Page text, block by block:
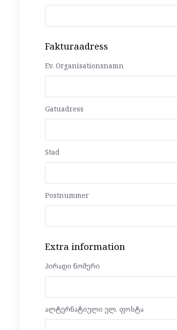
Fakturaadress
Ev. Organisationsnamn
Gatuadress
Stad
Postnummer
Extra information
პირადი ნომერი
ალტერნატიული ელ. ფოსტა